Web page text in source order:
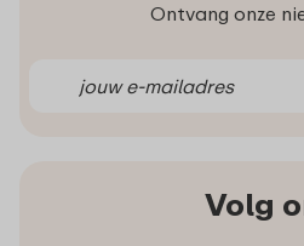
Ontvang onze
Volg